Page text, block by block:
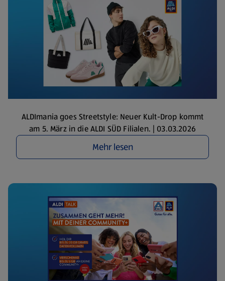
ALDImania goes Streetstyle: Neuer Kult-Drop kommt
am 5. März in die ALDI SÜD Filialen. | 03.03.2026
Mehr lesen